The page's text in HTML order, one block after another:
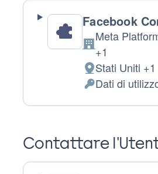
Facebook
Azienda:
Meta
+1
Luogo
del
trattamento:
Stati Uniti +1
Dati
Personali
Dati di
Contattare